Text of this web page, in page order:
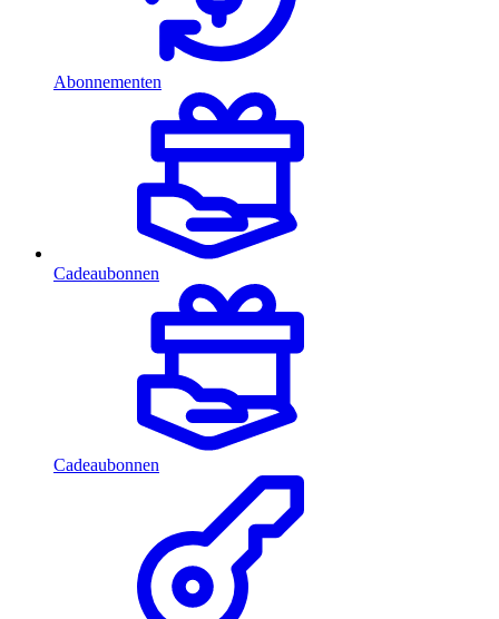
Abonnementen
Cadeaubonnen
Cadeaubonnen